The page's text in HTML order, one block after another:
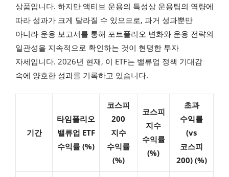
상품입니다. 하지만 액티브 운용의 특성상 운용팀의 역량에
따라 성과가 크게 달라질 수 있으므로, 과거 성과뿐만
아니라 운용 보고서를 통해 포트폴리오 변화와 운용 전략의
일관성을 지속적으로 확인하는 것이 현명한 투자
자세입니다. 2026년 현재, 이 ETF는 밸류업 정책 기대감
속에 양호한 성과를 기록하고 있습니다.
기간
타임폴리오
밸류업 ETF
수익률 (%)
코스피
200
지수
수익률
(%)
코스피
지수
수익률
(%)
초과
수익률
(vs
코스피
200) (%)